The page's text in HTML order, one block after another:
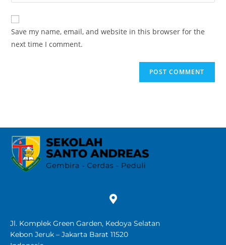
Save my name, email, and website in this browser for the
next time I comment.
Jl. Komplek Green Garden, Kedoya Selatan
Kebon Jeruk – Jakarta Barat 11520